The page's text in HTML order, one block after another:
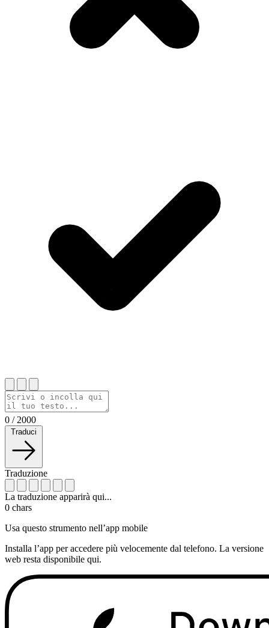
0 / 2000
Traduci
Traduzione
La traduzione apparirà qui...
0 chars
Usa questo strumento nell’app mobile
Installa l’app per accedere più velocemente dal telefono. La versione
web resta disponibile qui.